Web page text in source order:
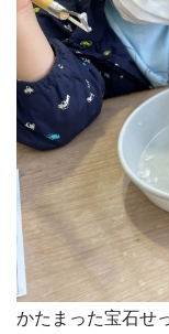
かたまった宝石せ